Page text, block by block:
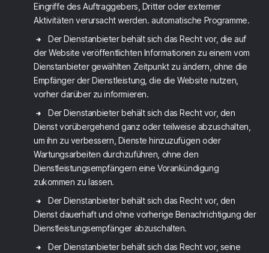
Eingriffe des Auftraggebers, Dritter oder externer
Aktivitäten verursacht werden. automatische Programme.
Der Dienstanbieter behält sich das Recht vor, die auf
der Website veröffentlichten Informationen zu einem vom
Dienstanbieter gewählten Zeitpunkt zu ändern, ohne die
Empfänger der Dienstleistung, die die Website nutzen,
vorher darüber zu informieren.
Der Dienstanbieter behält sich das Recht vor, den
Dienst vorübergehend ganz oder teilweise abzuschalten,
um ihn zu verbessern, Dienste hinzuzufügen oder
Wartungsarbeiten durchzuführen, ohne den
Dienstleistungsempfängern eine Vorankündigung
zukommen zu lassen.
Der Dienstanbieter behält sich das Recht vor, den
Dienst dauerhaft und ohne vorherige Benachrichtigung der
Dienstleistungsempfänger abzuschalten.
Der Dienstanbieter behält sich das Recht vor, seine